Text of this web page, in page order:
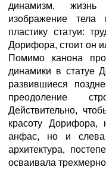
динамизм,
изображение
пластику статуи:
Дорифора, стоит он
Помимо канона
динамики в статуе
развившиеся
преодоление
Действительно,
красоту Дорифора,
анфас, но и слева
архитектура,
осваивала